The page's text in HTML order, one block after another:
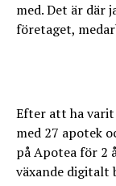
med. Det är där
företaget,
Efter att ha
med 27 apotek
på Apotea för 2
växande digitalt